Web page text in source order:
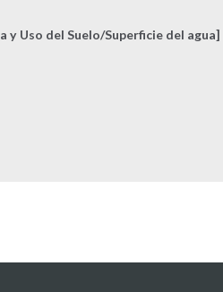
y Uso del Suelo/Superficie del agua]